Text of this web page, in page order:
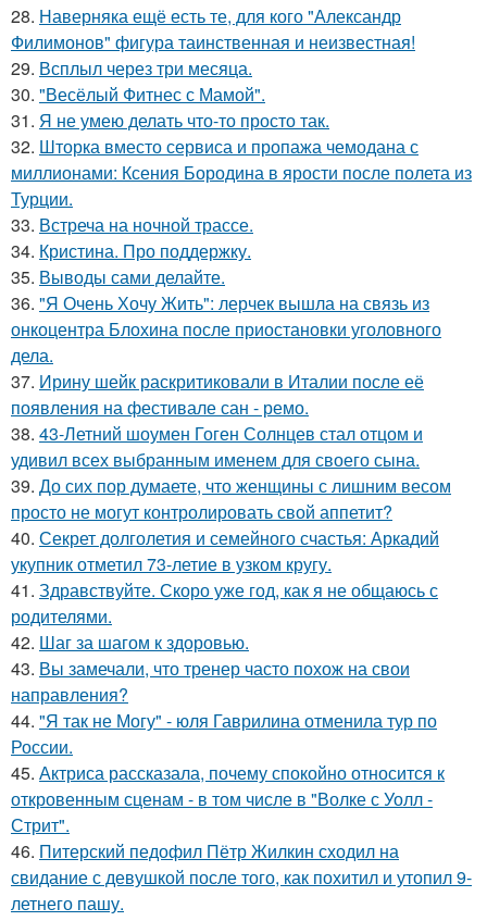
28. Наверняка ещё есть те, для кого "Александр
Филимонов" фигура таинственная и неизвестная!
29. Всплыл через три месяца.
30. "Весёлый Фитнес с Мамой".
31. Я не умею делать что-то просто так.
32. Шторка вместо сервиса и пропажа чемодана с
миллионами: Ксения Бородина в ярости после полета из
Турции.
33. Встреча на ночной трассе.
34. Кристина. Про поддержку.
35. Выводы сами делайте.
36. "Я Очень Хочу Жить": лерчек вышла на связь из
онкоцентра Блохина после приостановки уголовного
дела.
37. Ирину шейк раскритиковали в Италии после её
появления на фестивале сан - ремо.
38. 43-Летний шоумен Гоген Солнцев стал отцом и
удивил всех выбранным именем для своего сына.
39. До сих пор думаете, что женщины с лишним весом
просто не могут контролировать свой аппетит?
40. Секрет долголетия и семейного счастья: Аркадий
укупник отметил 73-летие в узком кругу.
41. Здравствуйте. Скоро уже год, как я не общаюсь с
родителями.
42. Шаг за шагом к здоровью.
43. Вы замечали, что тренер часто похож на свои
направления?
44. "Я так не Могу" - юля Гаврилина отменила тур по
России.
45. Актриса рассказала, почему спокойно относится к
откровенным сценам - в том числе в "Волке с Уолл -
Стрит".
46. Питерский педофил Пётр Жилкин сходил на
свидание с девушкой после того, как похитил и утопил 9-
летнего пашу.